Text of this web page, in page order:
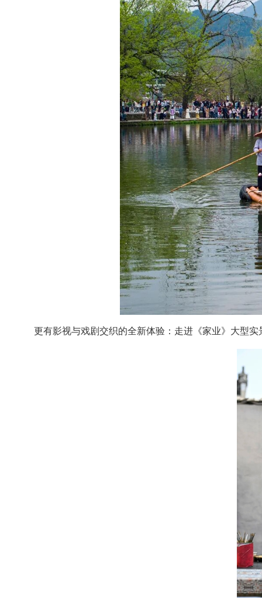
更有影视与戏剧交织的全新体验：走进《家业》大型实